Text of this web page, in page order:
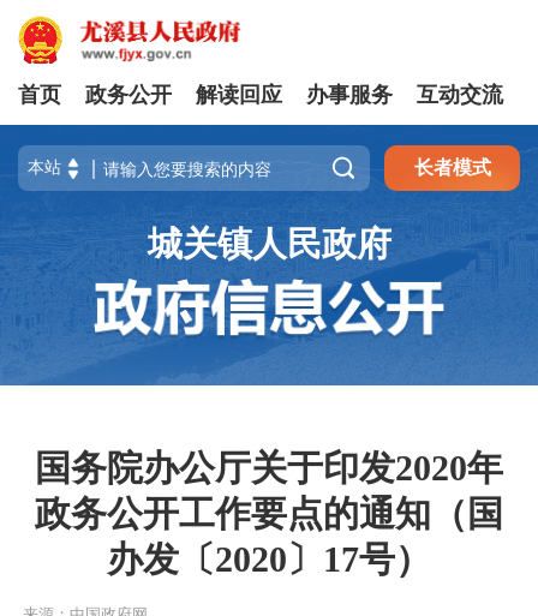
首页 政务公开 解读回应 办事服务 互动交流
 长者模式
城关镇人民政府
国务院办公厅关于印发2020年
政务公开工作要点的通知（国
办发〔2020〕17号）